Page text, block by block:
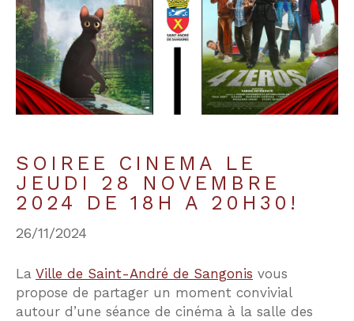
SOIREE CINEMA LE
JEUDI 28 NOVEMBRE
2024 DE 18H A 20H30!
26/11/2024
La Ville de Saint-André de Sangonis vous
propose de partager un moment convivial
autour d’une séance de cinéma à la salle des
Budget
Budget
Surface
Surface
Pièces
Référence
AFFINER LES CRITÈRES
TERRASSE PARKING PISCINE